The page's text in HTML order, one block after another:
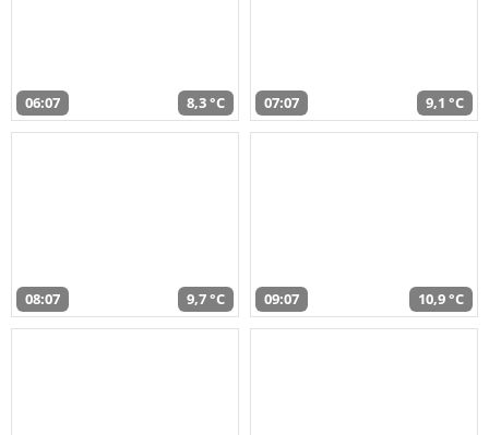
06:07 8,3 °C 07:07 9,1 °C
08:07 9,7 °C 09:07 10,9 °C